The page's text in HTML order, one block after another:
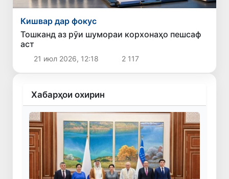
Кишвар дар фокус
Тошканд аз рӯи шумораи корхонаҳо пешсаф
аст
21 июл 2026, 12:18 2 117
Хабарҳои охирин